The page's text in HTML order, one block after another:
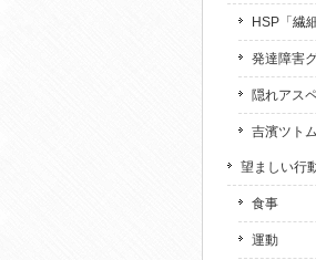
HSP「繊
発達障害
隠れアス
吉濱ツト
望ましい行
食事
運動